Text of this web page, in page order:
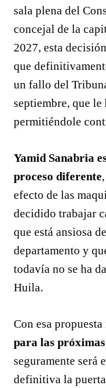
sala plena del
concejal de la
2027, esta
que
un fallo del
septiembre, que le
permitiéndole
Yamid Sanabria
proceso diferente
efecto de las
decidido trabajar
que está ansiosa
departamento y
todavía no se ha
Huila.
Con esa
para las
seguramente será
definitiva la